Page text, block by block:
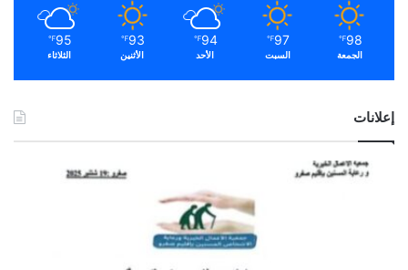
98
℉
الجمعة
97
℉
السبت
94
℉
الأحد
93
℉
الأثنين
95
℉
الثلاثاء
إعلانات